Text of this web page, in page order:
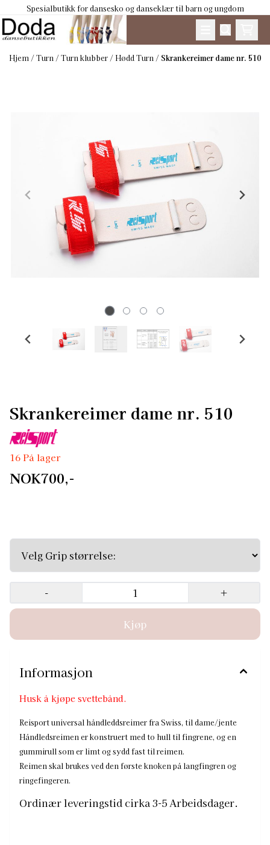
Hopp til innhold
Spesialbutikk for dansesko og danseklær til barn og ungdom
Hjem /Turn /Turn klubber /Hødd Turn / Skrankereimer dame nr. 510
Skrankereimer dame nr. 510
16 På lager
NOK700,-
skal brukes ved den første knoken på langfingren og
ringefingeren. Ordinær leveringstid cirka 3-5
Arbeidsdager. Quick Tips: Before using your grips for
the first time, take them to your gym coach in the factory
bag and have the coach verify your size. If the grips are
damaged, dirtied, or altered in any way, we cannot accept
a return or exchange. Once your coach has confirmed
you have the correct size, have your coach demonstrate
the appropriate method to wrap your wrist and hands into
the grips. It is highly recommended to have either
- +
Informasjon
Husk å kjøpe svettebånd.
Reisport universal håndleddsreimer fra Swiss, til dame/jente
Håndledsreimen er konstruert med to hull til fingrene, og en
gummirull som er limt og sydd fast til reimen.
Reimen skal brukes ved den første knoken på langfingren og
ringefingeren.
Ordinær leveringstid cirka 3-5 Arbeidsdager.